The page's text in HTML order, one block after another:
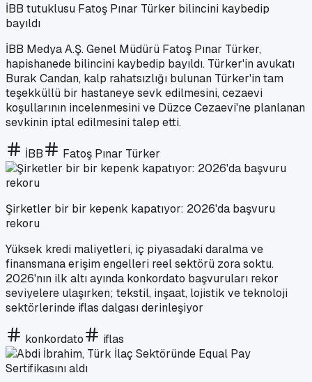
İBB tutuklusu Fatoş Pınar Türker bilincini kaybedip
bayıldı
İBB Medya A.Ş. Genel Müdürü Fatoş Pınar Türker,
hapishanede bilincini kaybedip bayıldı. Türker'in avukatı
Burak Candan, kalp rahatsızlığı bulunan Türker'in tam
teşekküllü bir hastaneye sevk edilmesini, cezaevi
koşullarının incelenmesini ve Düzce Cezaevi'ne planlanan
sevkinin iptal edilmesini talep etti.
İBB Fatoş Pınar Türker
Şirketler bir bir kepenk kapatıyor: 2026'da başvuru
rekoru
Yüksek kredi maliyetleri, iç piyasadaki daralma ve
finansmana erişim engelleri reel sektörü zora soktu.
2026'nın ilk altı ayında konkordato başvuruları rekor
seviyelere ulaşırken; tekstil, inşaat, lojistik ve teknoloji
sektörlerinde iflas dalgası derinleşiyor
konkordato iflas